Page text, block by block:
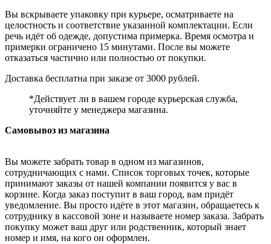
Вы вскрываете упаковку при курьере, осматриваете на
целостность и соответствие указанной комплектации. Если
речь идёт об одежде, допустима примерка. Время осмотра и
примерки ограничено 15 минутами. После вы можете
отказаться частично или полностью от покупки.
Доставка бесплатна при заказе от 3000 рублей.
*Действует ли в вашем городе курьерская служба,
уточняйте у менеджера магазина.
Самовывоз из магазина
Вы можете забрать товар в одном из магазинов,
сотрудничающих с нами. Список торговых точек, которые
принимают заказы от нашей компании появится у вас в
корзине. Когда заказ поступит в ваш город, вам придёт
уведомление. Вы просто идёте в этот магазин, обращаетесь к
сотруднику в кассовой зоне и называете номер заказа. Забрать
покупку может ваш друг или родственник, который знает
номер и имя, на кого он оформлен.